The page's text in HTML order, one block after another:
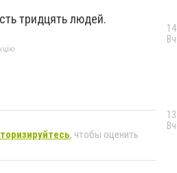
тридцять людей.
, чтобы оценить